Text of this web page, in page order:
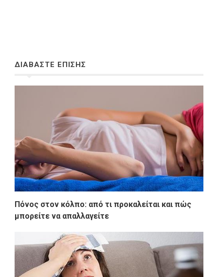
ΔΙΑΒΑΣΤΕ ΕΠΙΣΗΣ
Πόνος στον κόλπο: από τι προκαλείται και πώς
μπορείτε να απαλλαγείτε